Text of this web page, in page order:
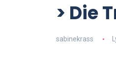
> Die
sabinekrass